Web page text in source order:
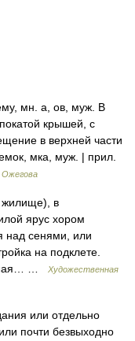
мн. а, ов, муж. В
крышей, с
в верхней части
мка, муж. | прил.
Ожегова
в
ярус хором
над сенями, или
на подклете.
…
Художественная
или отдельно
почти безвыходно